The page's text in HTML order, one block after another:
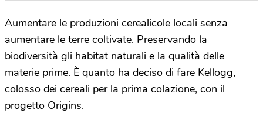
Aumentare le produzioni cerealicole locali senza
aumentare le terre coltivate. Preservando la
biodiversità gli habitat naturali e la qualità delle
materie prime. È quanto ha deciso di fare Kellogg,
colosso dei cereali per la prima colazione, con il
progetto Origins.